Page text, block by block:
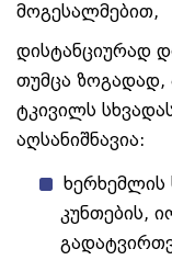
მოგესალმებით,
დისტანციურად
თუმცა
ტკივილს
აღსანიშნავია:
ხერხემლის
კუნთების,